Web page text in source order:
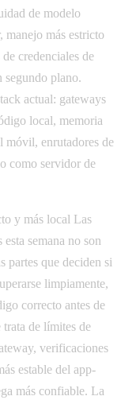
de modelo
más estricto
credenciales de
segundo plano.
actual: gateways
local, memoria
móvil, enrutadores de
como servidor de
y más local Las
semana no son
partes que deciden si
limpiamente,
correcto antes de
de límites de
verificaciones
estable del app-
más confiable. La